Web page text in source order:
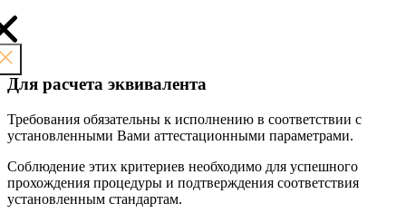
Для расчета эквивалента
Требования обязательны к исполнению в соответствии с
установленными Вами аттестационными параметрами.
Соблюдение этих критериев необходимо для успешного
прохождения процедуры и подтверждения соответствия
установленным стандартам.